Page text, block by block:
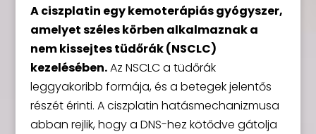
A ciszplatin egy kemoterápiás gyógyszer,
amelyet széles körben alkalmaznak a
nem kissejtes tüdőrák (NSCLC)
kezelésében.Az NSCLC a tüdőrák
leggyakoribb formája, és a betegek jelentős
részét érinti. A ciszplatin hatásmechanizmusa
abban rejlik, hogy a DNS-hez kötődve gátolja